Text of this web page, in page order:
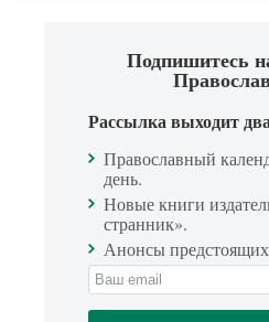
Подпишитесь
Рассылка выходит
Православный
день.
Новые книги
странник».
Анонсы